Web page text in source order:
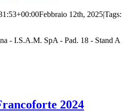
Febbraio 12th, 2025|Tags:
- I.S.A.M. SpA - Pad. 18 - Stand A
2024